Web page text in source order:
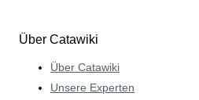
Über Catawiki
Über Catawiki
Unsere Experten